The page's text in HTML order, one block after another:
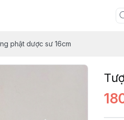
phật dược sư 16cm